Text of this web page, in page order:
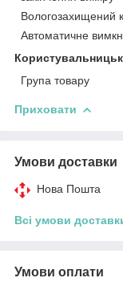
Вологозахищений
Автоматичне
Група товару
Приховати
Умови доставки
Нова Пошта
Всі умови
Умови оплати